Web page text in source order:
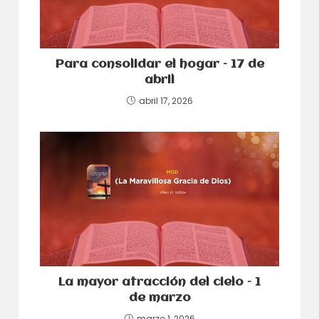
Para consolidar el hogar – 17 de
abril
abril 17, 2026
La mayor atracción del cielo – 1
de marzo